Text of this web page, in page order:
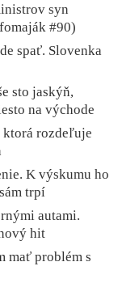
syn
#90)
spať. Slovenka
sto jaskýň,
na východe
ktorá rozdeľuje
K výskumu ho
trpí
autami.
hit
mať problém s